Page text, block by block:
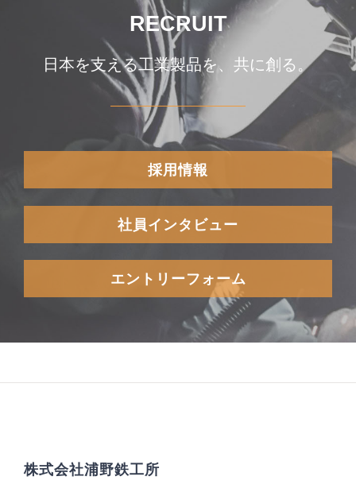
RECRUIT
日本を支える工業製品を、共に創る。
採用情報
社員インタビュー
エントリーフォーム
株式会社浦野鉄工所